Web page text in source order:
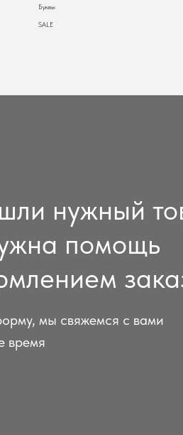
Буквы
SALE
нужный
помощь
мы свяжемся с вами
время